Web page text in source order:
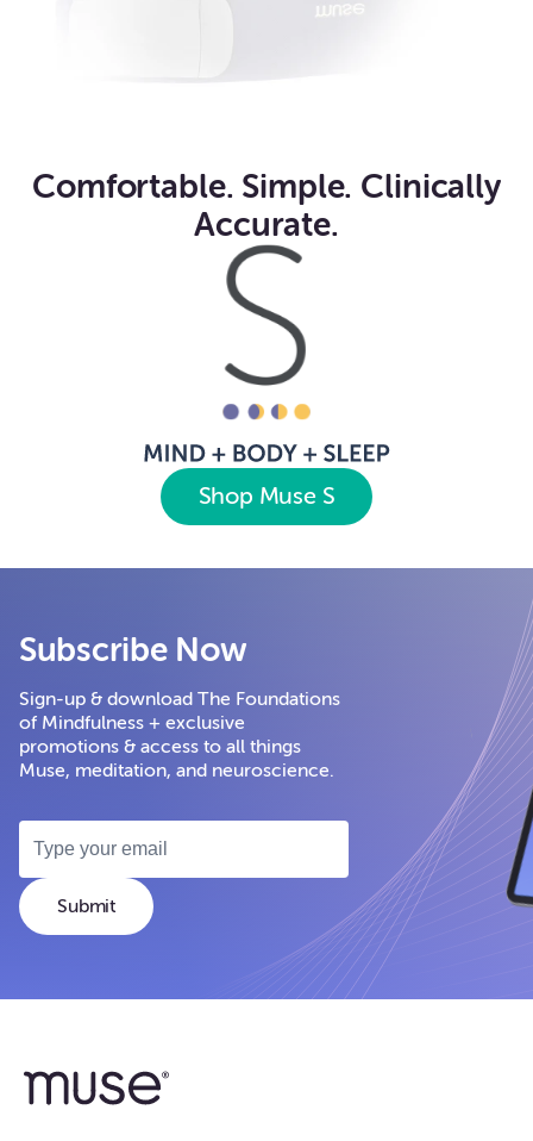
Comfortable. Simple. Clinically
Accurate.
Shop Muse S
Subscribe Now
Sign-up & download The Foundations
of Mindfulness + exclusive
promotions & access to all things
Muse, meditation, and neuroscience.
Submit